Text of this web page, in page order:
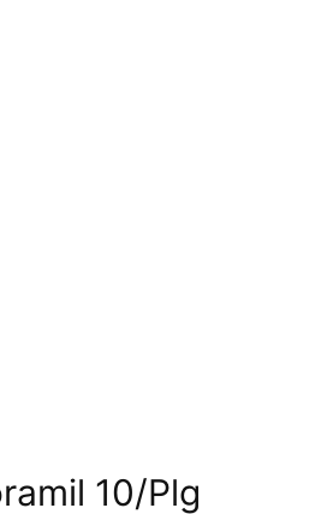
10/Plg